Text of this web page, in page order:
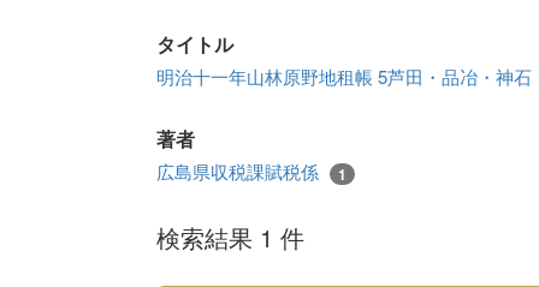
タイトル
明治十一年山林原野地租帳 5芦田・品冶・神
著者
広島県収税課賦税係 1
検索結果 1 件